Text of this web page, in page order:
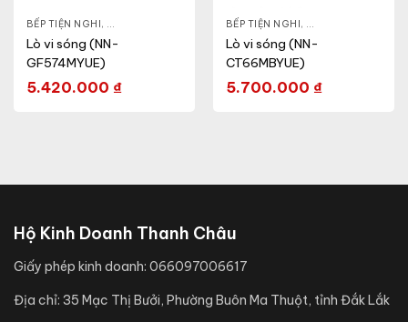
BẾP TIỆN NGHI , GIA DỤNG KHỎE & ĐẸP ,LÒ VI SÓNG
Lò vi sóng (NN-
GF574MYUE)
5.420.000 ₫
BẾP TIỆN NGHI , GIA DỤNG KHỎE &
Lò vi sóng (NN-
CT66MBYUE)
5.700.000 ₫
& ĐẸP,NỒI - ẤM - CA - BÌNH
Hộ Kinh Doanh Thanh Châu
Giấy phép kinh doanh: 066097006617
Địa chỉ: 35 Mạc Thị Bưởi, Phường Buôn Ma Thuột, tỉnh Đắk Lắk